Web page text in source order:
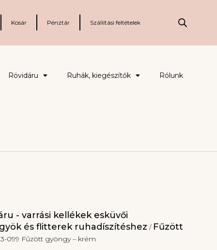
Kosár Pénztár Szállítási feltételek
Rövidáru Ruhák, kiegészítők Rólunk
- varrási kellékek esküvői
és flitterek ruhadíszítéshez / Fűzött
099 Fűzött gyöngy – krém